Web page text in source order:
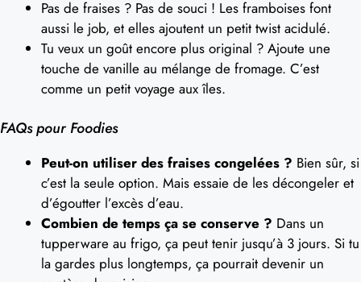
Pas de fraises ? Pas de souci ! Les framboises font
aussi le job, et elles ajoutent un petit twist acidulé.
Tu veux un goût encore plus original ? Ajoute une
touche de vanille au mélange de fromage. C’est
comme un petit voyage aux îles.
FAQs pour Foodies
Peut-on utiliser des fraises congelées ? Bien sûr, si
c’est la seule option. Mais essaie de les décongeler et
d’égoutter l’excès d’eau.
Combien de temps ça se conserve ? Dans un
tupperware au frigo, ça peut tenir jusqu’à 3 jours. Si tu
la gardes plus longtemps, ça pourrait devenir un